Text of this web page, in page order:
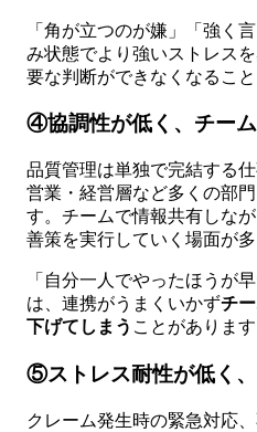
「角が立つのが嫌」「強く
み状態でより強いストレス
要な判断ができなくなること
④協調性が低く、チー
品質管理は単独で完結する
営業・経営層など多くの部
す。チームで情報共有しな
善策を実行していく場面が多
「自分一人でやったほうが
は、連携がうまくいかずチ
下げてしまう ことがあります
⑤ストレス耐性が低く
クレーム発生時の緊急対応